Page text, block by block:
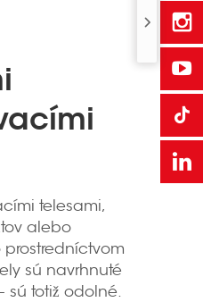
telesami,
alebo
sú navrhnuté
sú totiž odolné.